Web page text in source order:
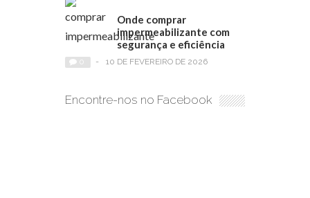
Onde comprar
impermeabilizante com
segurança e eficiência
- 10 DE FEVEREIRO DE 2026
Encontre-nos no Facebook